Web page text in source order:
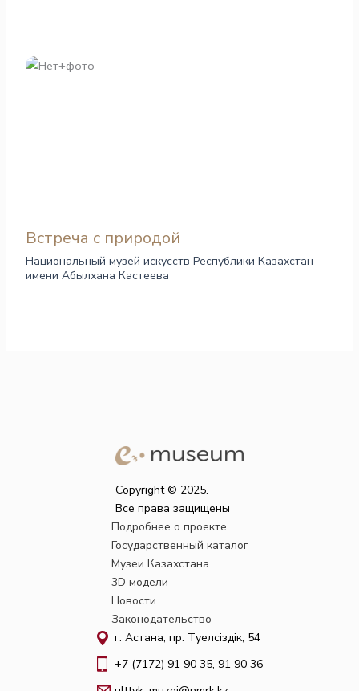
Встреча с природой
Национальный музей искусств Республики Казахстан
имени Абылхана Кастеева
Copyright © 2025.
Все права защищены
Подробнее о проекте
Государственный каталог
Музеи Казахстана
3D модели
Новости
Законодательство
г. Астана, пр. Тәуелсіздік, 54
+7 (7172) 91 90 35, 91 90 36